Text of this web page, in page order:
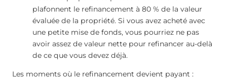
plafonnent le refinancement à 80 % de la valeur
évaluée de la propriété. Si vous avez acheté avec
une petite mise de fonds, vous pourriez ne pas
avoir assez de valeur nette pour refinancer au-delà
de ce que vous devez déjà.
Les moments où le refinancement devient payant :